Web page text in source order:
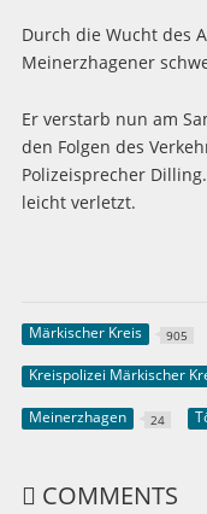
Durch die Wucht des
Meinerzhagener
Er verstarb nun am
den Folgen des
Polizeisprecher
leicht verletzt.
Märkischer Kreis 905
Kreispolizei Märkischer
Meinerzhagen 24
COMMENTS